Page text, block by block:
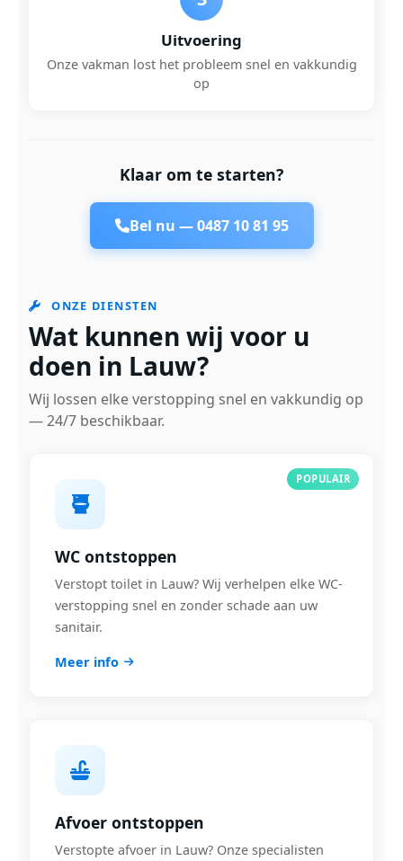
Uitvoering
Onze vakman lost het probleem snel en vakkundig
op
Klaar om te starten?
Bel nu —0487 10 81 95
ONZE DIENSTEN
Wat kunnen wij voor u
doen in Lauw?
Wij lossen elke verstopping snel en vakkundig op
— 24/7 beschikbaar.
POPULAIR
WC ontstoppen
Verstopt toilet in Lauw? Wij verhelpen elke WC-
verstopping snel en zonder schade aan uw
sanitair.
Meer info
Afvoer ontstoppen
Verstopte afvoer in Lauw? Onze specialisten